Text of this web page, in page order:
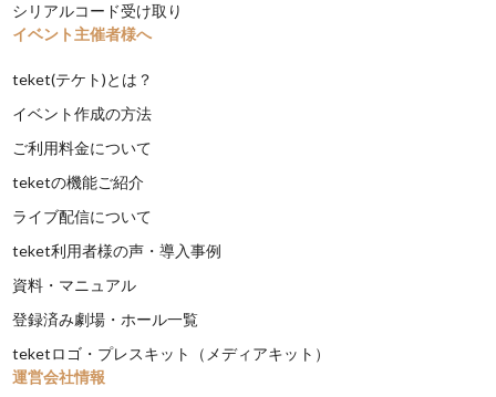
シリアルコード受け取り
イベント主催者様へ
teket(テケト)とは？
イベント作成の方法
ご利用料金について
teketの機能ご紹介
ライブ配信について
teket利用者様の声・導入事例
資料・マニュアル
登録済み劇場・ホール一覧
teketロゴ・プレスキット（メディアキット）
運営会社情報